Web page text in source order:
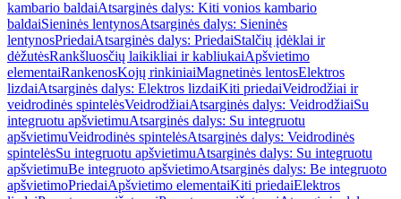
kambario baldaiAtsarginės dalys: Kiti vonios kambario
baldaiSieninės lentynosAtsarginės dalys: Sieninės
lentynosPriedaiAtsarginės dalys: PriedaiStalčių įdėklai ir
dėžutėsRankšluosčių laikikliai ir kabliukaiApšvietimo
elementaiRankenosKojų rinkiniaiMagnetinės lentosElektros
lizdaiAtsarginės dalys: Elektros lizdaiKiti priedaiVeidrodžiai ir
veidrodinės spintelėsVeidrodžiaiAtsarginės dalys: VeidrodžiaiSu
integruotu apšvietimuAtsarginės dalys: Su integruotu
apšvietimuVeidrodinės spintelėsAtsarginės dalys: Veidrodinės
spintelėsSu integruotu apšvietimuAtsarginės dalys: Su integruotu
apšvietimuBe integruoto apšvietimoAtsarginės dalys: Be integruoto
apšvietimoPriedaiApšvietimo elementaiKiti priedaiElektros